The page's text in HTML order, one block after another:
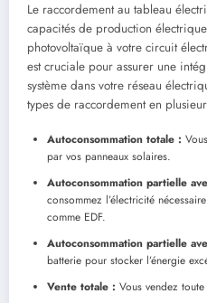
Le raccordement au tableau
capacités de production
photovoltaïque à votre circuit
est cruciale pour assurer une
système dans votre réseau
types de raccordement en
Autoconsommation totale :
par vos panneaux solaires.
Autoconsommation partielle
consommez l’électricité
comme EDF.
Autoconsommation partielle
batterie pour stocker l’énergie
Vente totale : Vous vendez